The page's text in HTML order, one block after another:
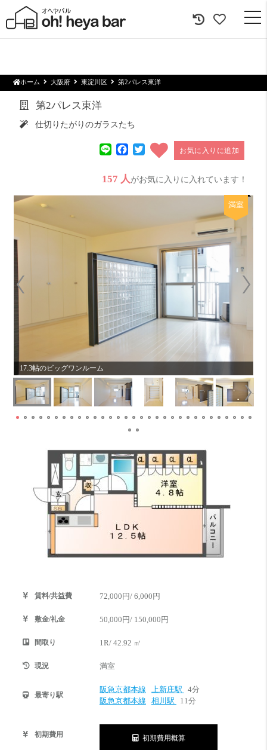
ホーム 大阪府 東淀川区 第2パレス東洋
第2パレス東洋
仕切りたがりのガラスたち
LineFacebook
Twitterお気に入りに追加
157 人がお気に入りに入れています！
満室
17.3帖のビッグワンルーム
賃料/共益費 72,000円/ 6,000円
敷金/礼金 50,000円/ 150,000円
間取り 1R/ 42.92 ㎡
現況 満室
最寄り駅
阪急京都本線 上新庄駅
4分
阪急京都本線
相川駅 11分
初期費用 初期費用概算